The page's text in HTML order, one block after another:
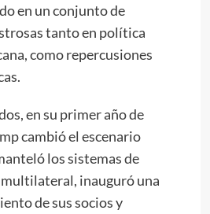
en un conjunto de
tanto en política
como repercusiones
en su primer año de
cambió el escenario
los sistemas de
inauguró una
de sus socios y